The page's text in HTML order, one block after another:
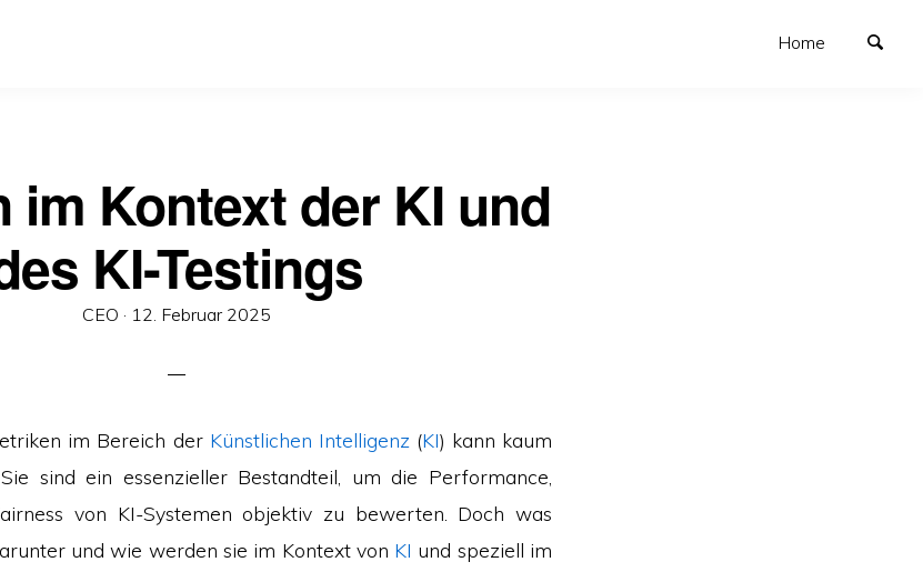
Home
im Kontext der KI und
KI-Testings
CEO · Veröffentlicht
12. Februar 2025
im Bereich der Künstlichen Intelligenz (KI) kann kaum
sind ein essenzieller Bestandteil, um die Performance,
von KI-Systemen objektiv zu bewerten. Doch was
und wie werden sie im Kontext von KI und speziell im